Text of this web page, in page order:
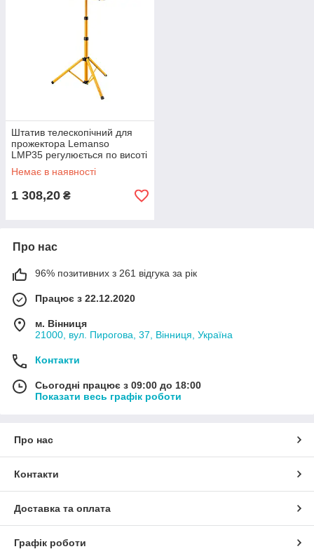
Штатив телескопічний для
прожектора Lemanso
LMP35 регулюється по висоті
до 1.6 м
Немає в наявності
1 308,20 ₴
Про нас
96% позитивних з 261 відгука за рік
Працює з 22.12.2020
м. Вінниця
21000, вул. Пирогова, 37, Вінниця, Україна
Контакти
Сьогодні працює з 09:00 до 18:00
Показати весь графік роботи
Про нас
Контакти
Доставка та оплата
Графік роботи